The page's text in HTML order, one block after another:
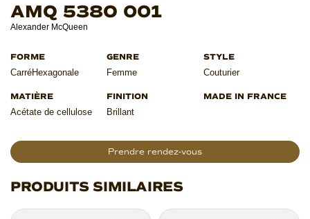
AMQ 538O 001
Alexander McQueen
CarréHexagonale Femme Couturier
Acétate de cellulose Brillant
Prendre rendez-vous
PRODUITS SIMILAIRES